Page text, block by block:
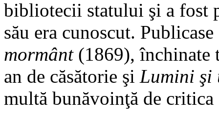
bibliotecii statului şi a fost
său era cunoscut.
mormânt(1869), închinate
an de căsătorie şi Lumini şi
multă bunăvoinţă de